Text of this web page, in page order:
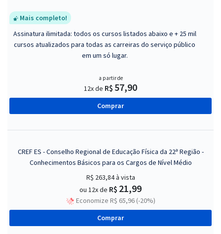
Mais completo!
Assinatura ilimitada: todos os cursos listados abaixo e + 25 mil
cursos atualizados para todas as carreiras do serviço público
em um só lugar.
a partir de
12x de R$ 57,90
Comprar
CREF ES - Conselho Regional de Educação Física da 22ª Região -
Conhecimentos Básicos para os Cargos de Nível Médio
R$ 263,84à vista
ou 12x de R$ 21,99
Economize R$ 65,96 (-20%)
Comprar